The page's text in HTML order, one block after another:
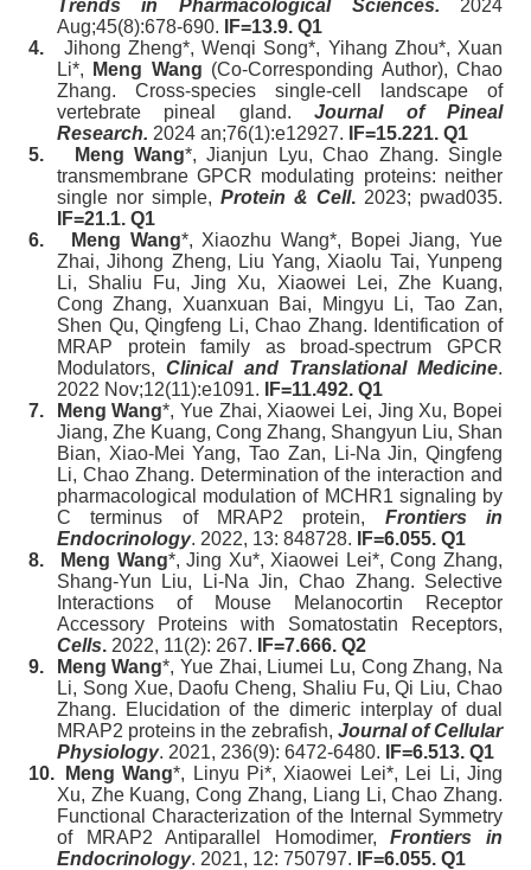
Trends in Pharmacological Sciences. 2024
Aug;45(8):678-690. IF=13.9. Q1
4.
Jihong Zheng*, Wenqi Song*, Yihang Zhou*, Xuan
Li*,
Meng Wang (Co-Corresponding Author), Chao
Zhang. Cross-species single-cell landscape of
vertebrate pineal gland.Journal of Pineal
Research. 2024 an;76(1):e12927. IF=15.221. Q1
5.
Meng Wang*, Jianjun Lyu, Chao Zhang. Single
transmembrane GPCR modulating proteins: neither
single nor simple, Protein & Cell. 2023; pwad035.
IF=21.1. Q1
6.
Meng Wang*, Xiaozhu Wang*, Bopei Jiang, Yue
Zhai, Jihong Zheng, Liu Yang, Xiaolu Tai, Yunpeng
Li, Shaliu Fu, Jing Xu, Xiaowei Lei, Zhe Kuang,
Cong Zhang, Xuanxuan Bai, Mingyu Li, Tao Zan,
Shen Qu, Qingfeng Li, Chao Zhang. Identification of
MRAP protein family as broad‐spectrum GPCR
Modulators,Clinical and Translational Medicine.
2022 Nov;12(11):e1091. IF=11.492. Q1
7.
Meng Wang*, Yue Zhai, Xiaowei Lei, Jing Xu, Bopei
Jiang, Zhe Kuang, Cong Zhang, Shangyun Liu, Shan
Bian, Xiao-Mei Yang, Tao Zan, Li-Na Jin, Qingfeng
Li, Chao Zhang. Determination of the interaction and
pharmacological modulation of MCHR1 signaling by
C terminus of MRAP2 protein, Frontiers in
Endocrinology. 2022, 13: 848728. IF=6.055. Q1
8.
Meng Wang*, Jing Xu*, Xiaowei Lei*, Cong Zhang,
Shang-Yun Liu, Li-Na Jin, Chao Zhang. Selective
Interactions of Mouse Melanocortin Receptor
Accessory Proteins with Somatostatin Receptors,
Cells.2022, 11(2): 267. IF=7.666. Q2
9.
Meng Wang*, Yue Zhai, Liumei Lu, Cong Zhang, Na
Li, Song Xue, Daofu Cheng, Shaliu Fu, Qi Liu, Chao
Zhang. Elucidation of the dimeric interplay of dual
MRAP2 proteins in the zebrafish,Journal of Cellular
Physiology. 2021, 236(9): 6472-6480. IF=6.513. Q1
10.
Meng Wang*, Linyu Pi*, Xiaowei Lei*, Lei Li, Jing
Xu, Zhe Kuang, Cong Zhang, Liang Li, Chao Zhang.
Functional Characterization of the Internal Symmetry
of MRAP2 Antiparallel Homodimer,Frontiers in
Endocrinology. 2021, 12: 750797. IF=6.055. Q1